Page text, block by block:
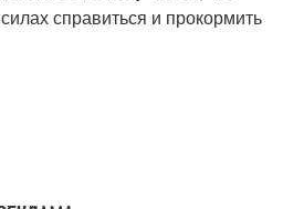
справиться и прокормить